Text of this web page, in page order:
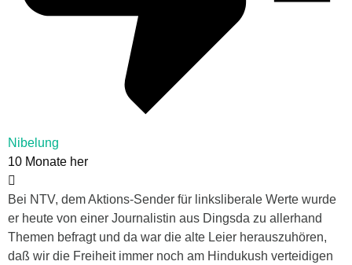
Nibelung
10 Monate her
Bei NTV, dem Aktions-Sender für linksliberale Werte wurde
er heute von einer Journalistin aus Dingsda zu allerhand
Themen befragt und da war die alte Leier herauszuhören,
daß wir die Freiheit immer noch am Hindukush verteidigen